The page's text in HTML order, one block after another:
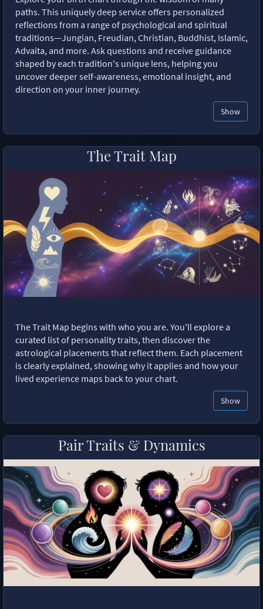
paths. This uniquely deep service offers personalized
reflections from a range of psychological and spiritual
traditions—Jungian, Freudian, Christian, Buddhist, Islamic,
Advaita, and more. Ask questions and receive guidance
shaped by each tradition's unique lens, helping you
uncover deeper self-awareness, emotional insight, and
direction on your inner journey.
Show
The Trait Map
The Trait Map begins with who you are. You'll explore a
curated list of personality traits, then discover the
astrological placements that reflect them. Each placement
is clearly explained, showing why it applies and how your
lived experience maps back to your chart.
Show
Pair Traits & Dynamics